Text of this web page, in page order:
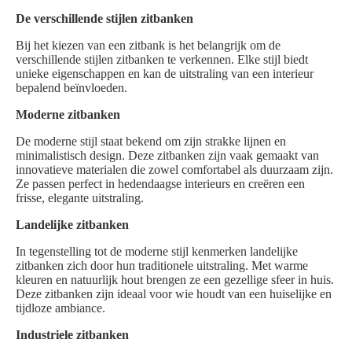
De verschillende stijlen zitbanken
Bij het kiezen van een zitbank is het belangrijk om de
verschillende stijlen zitbanken te verkennen. Elke stijl biedt
unieke eigenschappen en kan de uitstraling van een interieur
bepalend beïnvloeden.
Moderne zitbanken
De moderne stijl staat bekend om zijn strakke lijnen en
minimalistisch design. Deze zitbanken zijn vaak gemaakt van
innovatieve materialen die zowel comfortabel als duurzaam zijn.
Ze passen perfect in hedendaagse interieurs en creëren een
frisse, elegante uitstraling.
Landelijke zitbanken
In tegenstelling tot de moderne stijl kenmerken landelijke
zitbanken zich door hun traditionele uitstraling. Met warme
kleuren en natuurlijk hout brengen ze een gezellige sfeer in huis.
Deze zitbanken zijn ideaal voor wie houdt van een huiselijke en
tijdloze ambiance.
Industriele zitbanken